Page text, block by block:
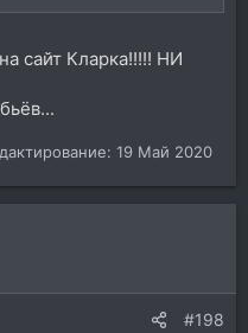
сайт Кларка!!!!! НИ
19 Май 2020
#198